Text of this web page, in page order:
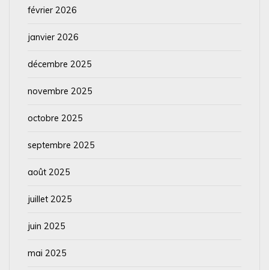
février 2026
janvier 2026
décembre 2025
novembre 2025
octobre 2025
septembre 2025
août 2025
juillet 2025
juin 2025
mai 2025